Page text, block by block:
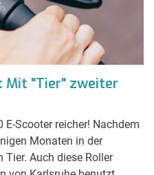
Mit "Tier" zweiter
Scooter reicher! Nachdem
Monaten in der
Auch diese Roller